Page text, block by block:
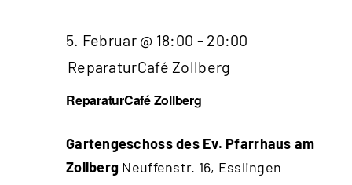
ReparaturCafé Zollberg
5. Februar @ 18:00 - 20:00
ReparaturCafé Zollberg
Gartengeschoss des Ev. Pfarrhaus am
Zollberg Neuffenstr. 16, Esslingen